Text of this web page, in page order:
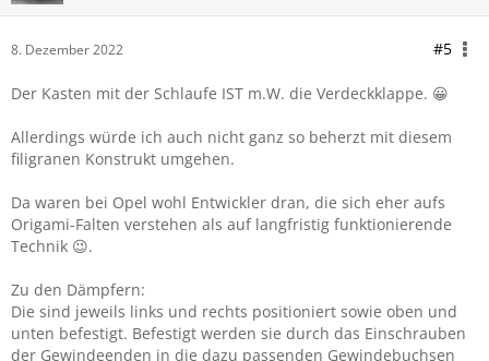
8. Dezember 2022 #5
Der Kasten mit der Schlaufe IST m.W. die Verdeckklappe. 😀
Allerdings würde ich auch nicht ganz so beherzt mit diesem
filigranen Konstrukt umgehen.
Da waren bei Opel wohl Entwickler dran, die sich eher aufs
Origami-Falten verstehen als auf langfristig funktionierende
Technik 😉.
Zu den Dämpfern:
Die sind jeweils links und rechts positioniert sowie oben und
unten befestigt. Befestigt werden sie durch das Einschrauben
der Gewindeenden in die dazu passenden Gewindebuchsen